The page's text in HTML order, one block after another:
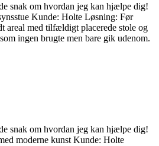
snak om hvordan jeg kan hjælpe dig!
Kunde: Holte Løsning: Før
areal med tilfældigt placerede stole og
ingen brugte men bare gik udenom.
snak om hvordan jeg kan hjælpe dig!
moderne kunst Kunde: Holte